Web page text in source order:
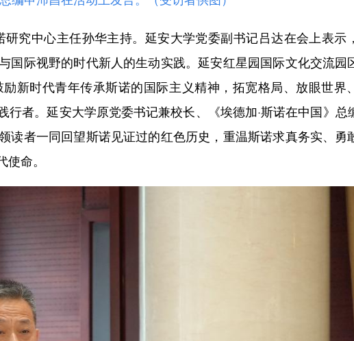
究中心主任孙华主持。延安大学党委副书记吕达在会上表示
际视野的时代新人的生动实践。延安红星园国际文化交流园
新时代青年传承斯诺的国际主义精神，拓宽格局、放眼世界
者。延安大学原党委书记兼校长、《埃德加·斯诺在中国》总
读者一同回望斯诺见证过的红色历史，重温斯诺求真务实、勇
命。